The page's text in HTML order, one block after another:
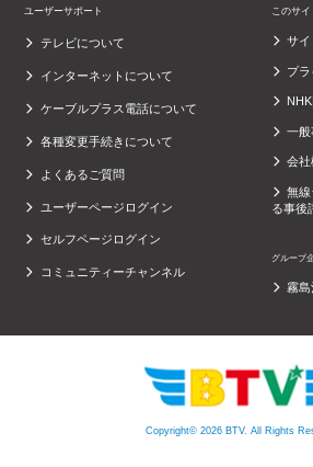
ユーザーサポート
テレビについて
インターネットについて
ケーブルプラス電話について
各種変更手続きについて
よくあるご質問
ユーザーページログイン
セルフページログイン
コミュニティーチャンネル
このサ
サ
プ
一
会
無
る事後
グループ
霧島
Copyright© 2026 BTV. All Rights